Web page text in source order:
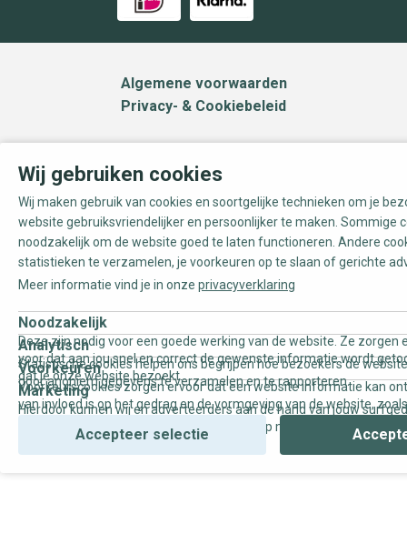
Algemene voorwaarden
Privacy- & Cookiebeleid
Wij gebruiken cookies
Wij maken gebruik van cookies en soortgelijke technieken om je
website gebruiksvriendelijker en persoonlijker te maken. Sommige
noodzakelijk om de website goed te laten functioneren. Andere
statistieken te verzamelen, je voorkeuren op te slaan of gerichte
Meer informatie vind je in onze privacyverklaring
Noodzakelijk
Deze zijn nodig voor een goede werking van de website. Ze zorgen
voor dat aan jou snel en correct de gewenste informatie wordt
dat je onze website bezoekt.
Analytisch
Statistische cookies helpen ons begrijpen hoe bezoekers de
door anoniem gegevens te verzamelen en te rapporteren.
Voorkeuren
Voorkeurscookies zorgen ervoor dat een website informatie kan
van invloed is op het gedrag en de vormgeving van de website,
Marketing
Hierdoor kunnen wij en adverteerders aan de hand van jouw
gepersonaliseerde online advertenties en op maat gemaakte
Accepteer selectie